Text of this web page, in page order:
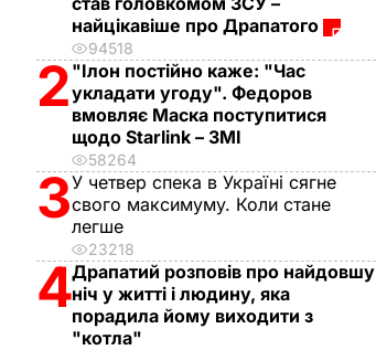
найцікавіше про Драпатого
94518
2 "Ілон постійно каже: "Час
укладати угоду". Федоров
вмовляє Маска поступитися
щодо Starlink – ЗМІ
58264
3У четвер спека в Україні сягне
свого максимуму. Коли стане
легше
23218
4Драпатий розповів про найдовшу
ніч у житті і людину, яка
порадила йому виходити з
"котла"